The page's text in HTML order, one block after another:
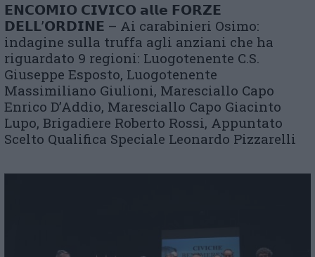
𝗘𝗡𝗖𝗢𝗠𝗜𝗢 𝗖𝗜𝗩𝗜𝗖𝗢 𝗮𝗹𝗹𝗲 𝗙𝗢𝗥𝗭𝗘
𝗗𝗘𝗟𝗟’𝗢𝗥𝗗𝗜𝗡𝗘 – Ai carabinieri Osimo:
indagine sulla truffa agli anziani che ha
riguardato 9 regioni: Luogotenente C.S.
Giuseppe Esposto, Luogotenente
Massimiliano Giulioni, Maresciallo Capo
Enrico D’Addio, Maresciallo Capo Giacinto
Lupo, Brigadiere Roberto Rossi, Appuntato
Scelto Qualifica Speciale Leonardo Pizzarelli